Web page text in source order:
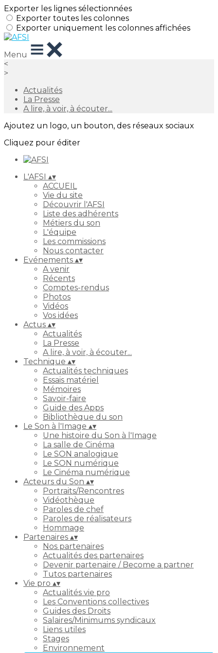
Exporter les lignes sélectionnées
Exporter toutes les colonnes
Exporter uniquement les colonnes affichées
Menu
<
>
Actualités
La Presse
A lire, à voir, à écouter...
Ajoutez un logo, un bouton, des réseaux sociaux
Cliquez pour éditer
L'AFSI ▴▾
ACCUEIL
Vie du site
Découvrir l'AFSI
Liste des adhérents
Métiers du son
L'équipe
Les commissions
Nous contacter
Evénements ▴▾
A venir
Récents
Comptes-rendus
Photos
Vidéos
Vos idées
Actus ▴▾
Actualités
La Presse
A lire, à voir, à écouter...
Technique ▴▾
Actualités techniques
Essais matériel
Mémoires
Savoir-faire
Guide des Apps
Bibliothèque du son
Le Son à l'Image ▴▾
Une histoire du Son à l'Image
La salle de Cinéma
Le SON analogique
Le SON numérique
Le Cinéma numérique
Acteurs du Son ▴▾
Portraits/Rencontres
Vidéothèque
Paroles de chef
Paroles de réalisateurs
Hommage
Partenaires ▴▾
Nos partenaires
Actualités des partenaires
Devenir partenaire / Become a partner
Tutos partenaires
Vie pro ▴▾
Actualités vie pro
Les Conventions collectives
Guides des Droits
Salaires/Minimums syndicaux
Liens utiles
Stages
Environnement